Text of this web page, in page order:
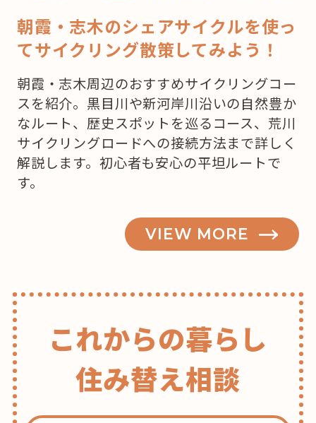
ケ
ー
を
買
お
う
か
な？”
朝霞・志木のシェアサイクルを使っ
てサイクリング散策してみよう！
朝霞・志木周辺のおすすめサイクリングコー
スを紹介。黒目川や新河岸川沿いの自然豊か
なルート、歴史スポットを巡るコース、荒川
サイクリングロードへの接続方法まで詳しく
解説します。初心者も安心の平坦ルートで
す。
VIEW MORE
これからの暮らし
住み替え相談